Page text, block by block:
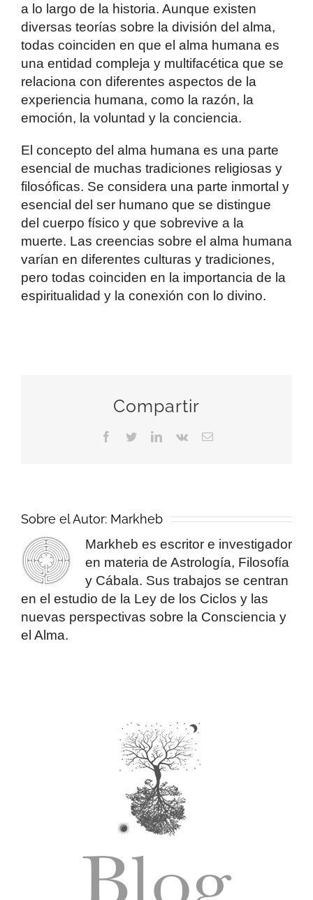
a lo largo de la historia. Aunque existen
diversas teorías sobre la división del alma,
todas coinciden en que el alma humana es
una entidad compleja y multifacética que se
relaciona con diferentes aspectos de la
experiencia humana, como la razón, la
emoción, la voluntad y la conciencia.
El concepto del alma humana es una parte
esencial de muchas tradiciones religiosas y
filosóficas. Se considera una parte inmortal y
esencial del ser humano que se distingue
del cuerpo físico y que sobrevive a la
muerte. Las creencias sobre el alma humana
varían en diferentes culturas y tradiciones,
pero todas coinciden en la importancia de la
espiritualidad y la conexión con lo divino.
Compartir
Facebook
TwitterLinkedIn
Vk
Correo
Sobre el Autor: Markheb
Markheb es escritor e investigador
en materia de Astrología, Filosofía
y Cábala. Sus trabajos se centran
en el estudio de la Ley de los Ciclos y las
nuevas perspectivas sobre la Consciencia y
el Alma.